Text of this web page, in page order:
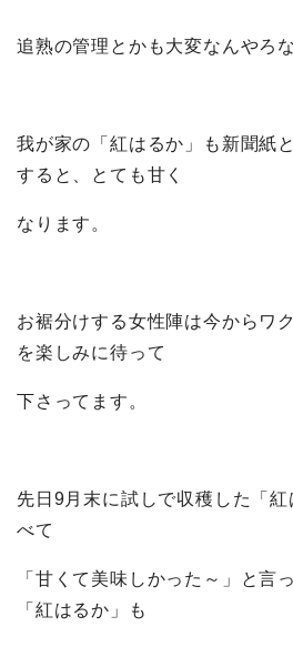
追熟の管理とかも大変なんやろ
我が家の「紅はるか」も新聞紙
すると、とても甘く
なります。
お裾分けする女性陣は今からワ
を楽しみに待って
下さってます。
先日9月末に試しで収穫した「
べて
「甘くて美味しかった～」と言
「紅はるか」も